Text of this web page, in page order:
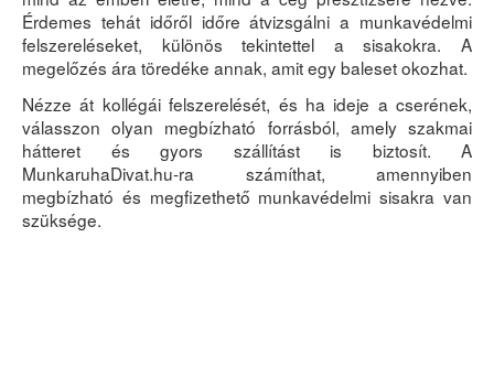
Érdemes tehát időről időre átvizsgálni a munkavédelmi
felszereléseket, különös tekintettel a sisakokra. A
megelőzés ára töredéke annak, amit egy baleset okozhat.
Nézze át kollégái felszerelését, és ha ideje a cserének,
válasszon olyan megbízható forrásból, amely szakmai
hátteret és gyors szállítást is biztosít. A
MunkaruhaDivat.hu-ra számíthat, amennyiben
megbízható és megfizethető munkavédelmi sisakra van
szüksége.